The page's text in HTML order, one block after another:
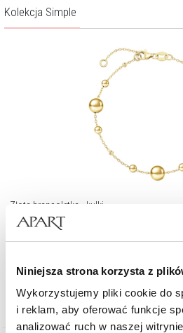
Niniejsza strona korzysta z
Wykorzystujemy pliki cookie do
i reklam, aby oferować funkcje
analizować ruch w naszej
Kolekcja Simple
Złota bransoletka - kulki